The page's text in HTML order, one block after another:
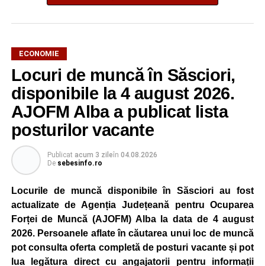
Potrivit unui comunicat al companiei, măsura va fi aplicată
gradual, în funcție de necesitățile sistemului energetic.
Reprezentanții Kronospan precizează că evoluția situației
este monitorizată permanent, iar activitatea va reveni la
capacitate normală imediat ce condițiile vor permite.
Compania dă asigurări că oprirea temporară a unor linii
de producție nu va afecta livrările către clienți.
Kronospan se numără printre cei mai mari consumatori de
energie electrică din România. O parte din necesarul
energetic este acoperită prin producția proprie de energie,
realizată cu ajutorul panourilor fotovoltaice și al unităților
de cogenerare.
Reprezentanții companiei afirmă că vor continua
ECONOMIE
Locuri de muncă în Săsciori,
disponibile la 4 august 2026.
AJOFM Alba a publicat lista
posturilor vacante
Publicat acum 3 zileîn 04.08.2026
De sebesinfo.ro
Locurile de muncă disponibile în Săsciori au fost
actualizate de Agenția Județeană pentru Ocuparea
Forței de Muncă (AJOFM) Alba la data de 4 august
2026. Persoanele aflate în căutarea unui loc de muncă
pot consulta oferta completă de posturi vacante și pot
lua legătura direct cu angajatorii pentru informații